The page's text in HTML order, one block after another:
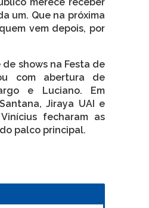
um. Que na próxima
vem depois, por
shows na Festa de
com abertura de
e Luciano. Em
Jiraya UAI e
fecharam as
palco principal.